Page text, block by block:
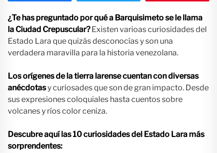
¿Te has preguntado por qué a Barquisimeto se le llama
la Ciudad Crepuscular?Existen varioas curiosidades del
Estado Lara que quizás desconocías y son una
verdadera maravilla para la historia venezolana.
Los orígenes de la tierra larense cuentan con diversas
anécdotasy curiosades que son de gran impacto. Desde
sus expresiones coloquiales hasta cuentos sobre
volcanes y ríos color ceniza.
Descubre aquí las 10 curiosidades del Estado Lara más
sorprendentes: